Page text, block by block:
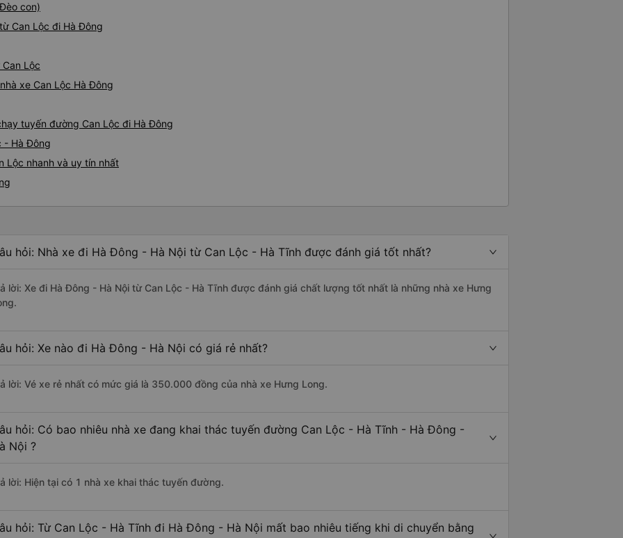
con)
Can Lộc đi Hà Đông
Lộc
xe Can Lộc Hà Đông
tuyến đường Can Lộc đi Hà Đông
- Hà Đông
Lộc nhanh và uy tín nhất
hỏi: Nhà xe đi Hà Đông - Hà Nội từ Can Lộc - Hà Tĩnh được đánh giá tốt nhất?
lời: Xe đi Hà Đông - Hà Nội từ Can Lộc - Hà Tĩnh được đánh giá chất lượng tốt nhất là những nhà xe Hưng
hỏi: Xe nào đi Hà Đông - Hà Nội có giá rẻ nhất?
lời: Vé xe rẻ nhất có mức giá là 350.000 đồng của nhà xe Hưng Long.
hỏi: Có bao nhiêu nhà xe đang khai thác tuyến đường Can Lộc - Hà Tĩnh - Hà Đông -
Nội ?
lời: Hiện tại có 1 nhà xe khai thác tuyến đường.
hỏi: Từ Can Lộc - Hà Tĩnh đi Hà Đông - Hà Nội mất bao nhiêu tiếng khi di chuyển bằng